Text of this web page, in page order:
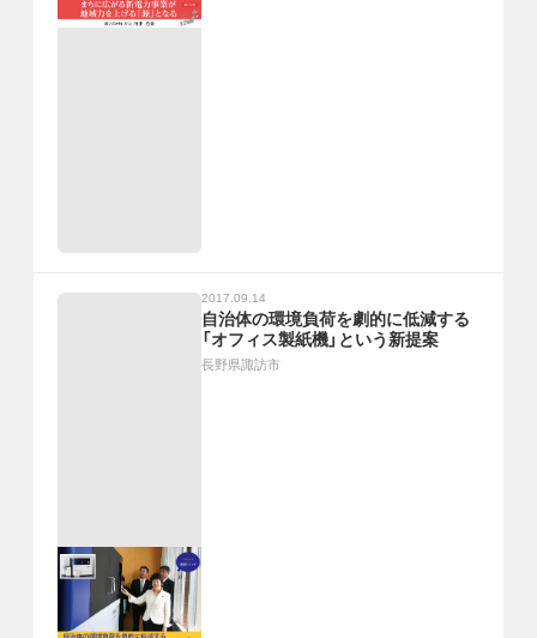
2017.09.14
自治体の環境負荷を劇的に低減する
「オフィス製紙機」という新提案
長野県諏訪市